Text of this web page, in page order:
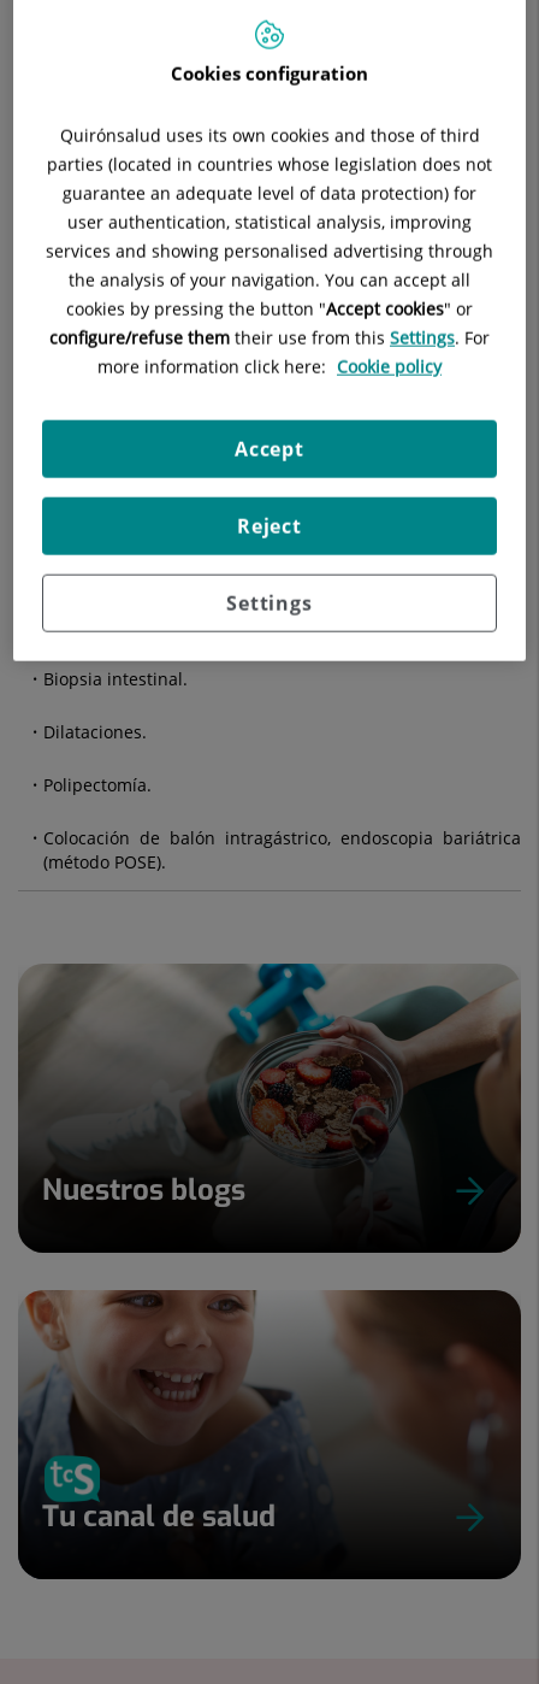
La Sala de Endoscopia del Hospital Quirónsalud San José
ofrece a nuestros pacientes las instalaciones y la tecnología
más avanzada para la realización de laspruebas diagnósticas
del aparato digestivo y en las que se conjuga el confort del
paciente con la máxima seguridad.
No solo se realizan pruebas diagnósticas sino también
digestivo.
Técnicas diagnósticas y terapeúticas:
Panfibrocolononoscopia.
Panendoscopia oral.
Ecografía transesofágica, etc.
Biopsia intestinal.
Dilataciones.
Polipectomía.
Colocación de balón intragástrico, endoscopia bariátrica
(método POSE).
Nuestros blogs
Tu canal de salud
Cookies configuration
Quirónsalud uses its own cookies and those of third
parties (located in countries whose legislation does not
guarantee an adequate level of data protection) for
user authentication, statistical analysis, improving
services and showing personalised advertising through
the analysis of your navigation. You can accept all
cookies by pressing the button "Accept cookies" or
configure/refuse them their use from this Settings. For
more information click here: Cookie policy
Settings
Reject
Accept